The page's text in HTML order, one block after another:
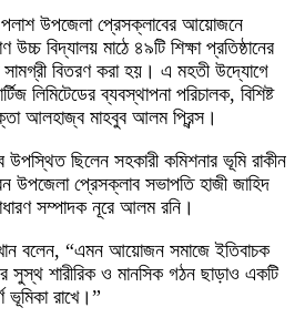
পলাশ উপজেলা প্রেসক্লাবের আয়োজনে
বিদ্যালয় মাঠে ৪৯টি শিক্ষা প্রতিষ্ঠানের
সামগ্রী বিতরণ করা হয়। এ মহতী উদ্যোগে
লিমিটেডের ব্যবস্থাপনা পরিচালক, বিশিষ্ট
আলহাজ্ব মাহবুব আলম প্রিন্স।
উপস্থিত ছিলেন সহকারী কমিশনার ভূমি রাকীন
উপজেলা প্রেসক্লাব সভাপতি হাজী জাহিদ
সম্পাদক নূরে আলম রনি।
বলেন, “এমন আয়োজন সমাজে ইতিবাচক
সুস্থ শারীরিক ও মানসিক গঠন ছাড়াও একটি
ভূমিকা রাখে।”